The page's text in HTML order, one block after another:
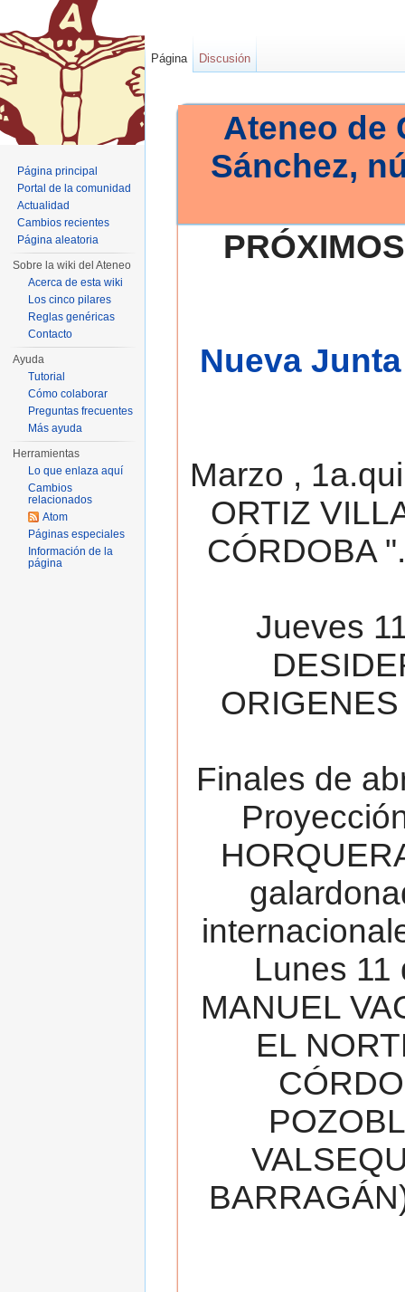
Ateneo de
Sánchez,
Nueva
Marzo ,
ORTIZ
CÓRDOBA
Jueves
Finales de
Lunes 11
MANUEL
EL
Página Discusión
Página principal
Portal de la comunidad
Actualidad
Cambios recientes
Página aleatoria
Sobre la wiki del Ateneo
Acerca de esta wiki
Los cinco pilares
Reglas genéricas
Contacto
Ayuda
Tutorial
Cómo colaborar
Preguntas frecuentes
Más ayuda
Herramientas
Lo que enlaza aquí
Cambios
relacionados
Atom
Páginas especiales
Información de la
página